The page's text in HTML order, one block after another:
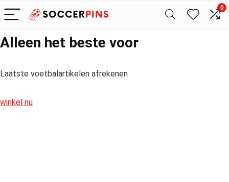
0
Alleen het beste voor
Laatste voetbalartikelen afrekenen
winkel nu